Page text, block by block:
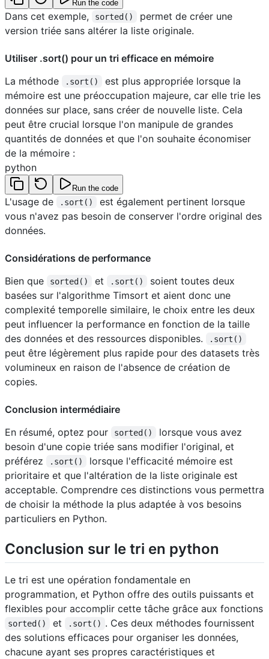
Run the code
Dans cet exemple, sorted()
permet de créer une
version triée sans altérer la liste originale.
Utiliser .sort() pour un tri efficace en mémoire
La méthode
.sort()
est plus appropriée lorsque la
mémoire est une préoccupation majeure, car elle trie les
données sur place, sans créer de nouvelle liste. Cela
peut être crucial lorsque l'on manipule de grandes
quantités de données et que l'on souhaite économiser
de la mémoire :
python
Run the code
L'usage de .sort()
est également pertinent lorsque
vous n'avez pas besoin de conserver l'ordre original des
données.
Considérations de performance
Bien que
sorted() et .sort()
soient toutes deux
basées sur l'algorithme Timsort et aient donc une
complexité temporelle similaire, le choix entre les deux
peut influencer la performance en fonction de la taille
des données et des ressources disponibles.
.sort()
peut être légèrement plus rapide pour des datasets très
volumineux en raison de l'absence de création de
copies.
Conclusion intermédiaire
En résumé, optez pour
sorted()
lorsque vous avez
besoin d'une copie triée sans modifier l'original, et
préférez
.sort()
lorsque l'efficacité mémoire est
prioritaire et que l'altération de la liste originale est
acceptable. Comprendre ces distinctions vous permettra
de choisir la méthode la plus adaptée à vos besoins
particuliers en Python.
Conclusion sur le tri en python
Le tri est une opération fondamentale en
programmation, et Python offre des outils puissants et
flexibles pour accomplir cette tâche grâce aux fonctions
sorted() et .sort() . Ces deux méthodes fournissent
des solutions efficaces pour organiser les données,
chacune ayant ses propres caractéristiques et